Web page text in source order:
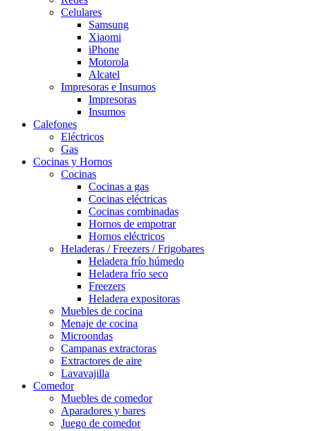
Celulares
Samsung
Xiaomi
iPhone
Motorola
Alcatel
Impresoras e Insumos
Impresoras
Insumos
Calefones
Eléctricos
Gas
Cocinas y Hornos
Cocinas
Cocinas a gas
Cocinas eléctricas
Cocinas combinadas
Hornos de empotrar
Hornos eléctricos
Heladeras / Freezers / Frigobares
Heladera frío húmedo
Heladera frío seco
Freezers
Heladera expositoras
Muebles de cocina
Menaje de cocina
Microondas
Campanas extractoras
Extractores de aire
Lavavajilla
Comedor
Muebles de comedor
Aparadores y bares
Juego de comedor